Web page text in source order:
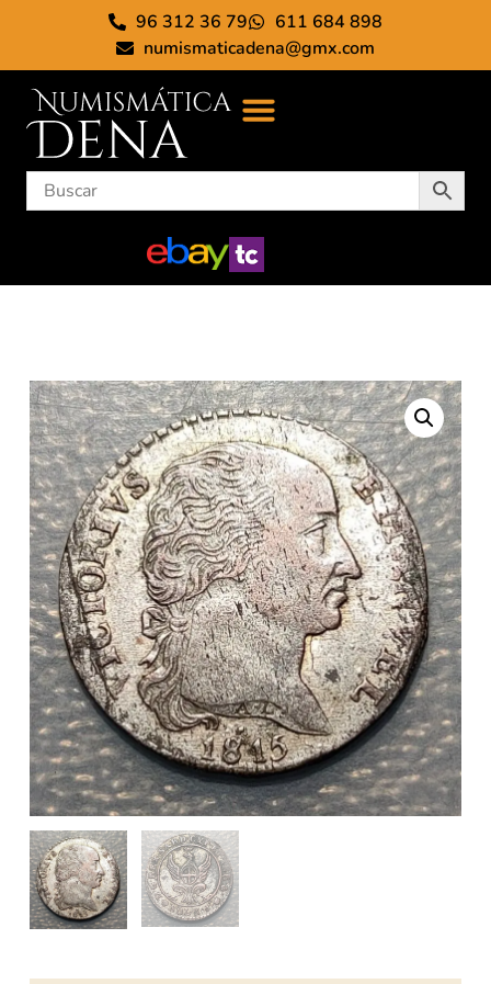
96 312 36 79
611 684 898
numismaticadena@gmx.com